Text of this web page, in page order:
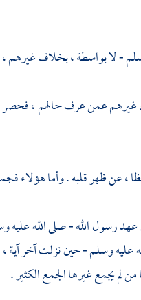
- لا بواسطة ، بخلاف
غيرهم عمن عرف حالهم ،
، عن ظهر قلبه . وأما
عهد رسول الله - صلى الله
وسلم - حين نزلت آخر آية
لم يجمع غيرها الجمع الكثير .